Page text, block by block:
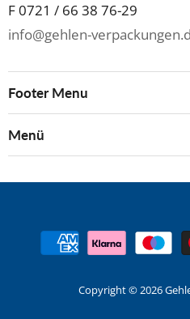
F 0721 / 66 38 76-29
info@gehlen-
Footer Menu
Menü
Copyright © 2026